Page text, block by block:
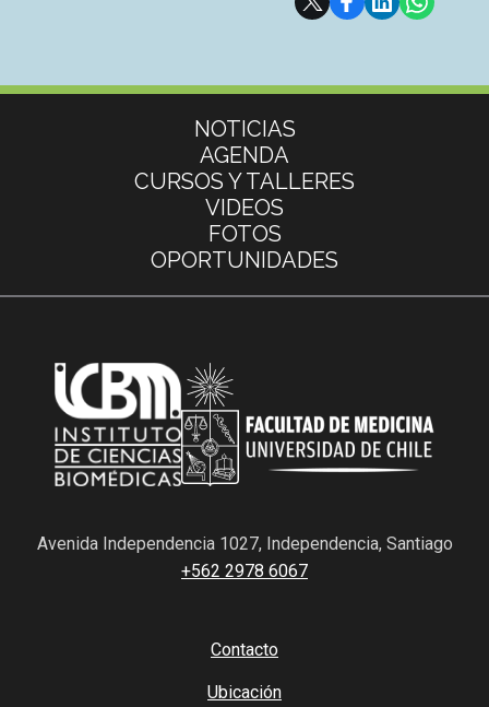
NOTICIAS
AGENDA
CURSOS Y TALLERES
VIDEOS
FOTOS
OPORTUNIDADES
Avenida Independencia 1027, Independencia, Santiago
+562 2978 6067
Contacto
Ubicación